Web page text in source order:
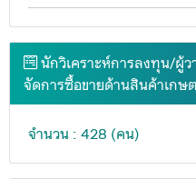
นักวิเคราะห์การลงทุน/ผู้
จัดการซื้อขายด้านสินค้าเก
จำนวน : 428 (คน)